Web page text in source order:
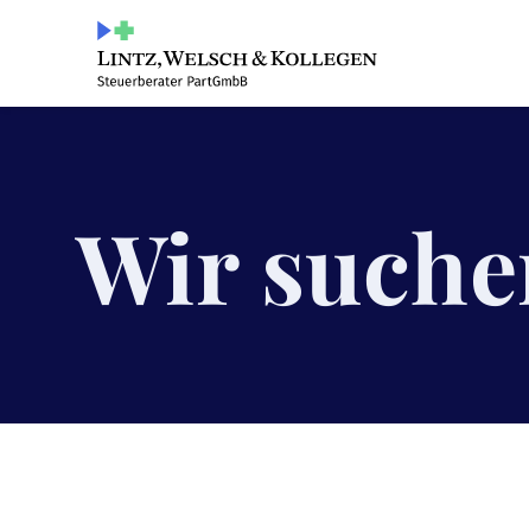
Wir